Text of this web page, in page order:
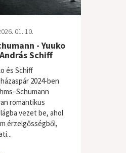
01. 10.
- Yuuko
Schiff
és Schiff
2024-ben
romantikus
vezet be, ahol
érzelgősségből,